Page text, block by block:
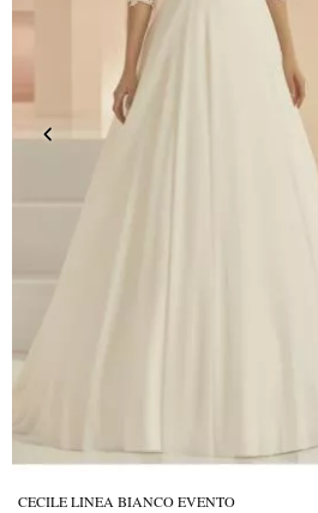
CECILE LINEA BIANCO EVENTO